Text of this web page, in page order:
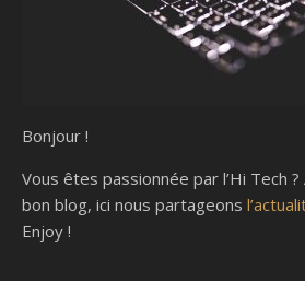
Bonjour !
Vous êtes passionnée par l’Hi Tech
bon blog, ici nous partageons
Enjoy !